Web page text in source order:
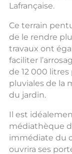
Lafrançaise.
Ce terrain
de le rendre
travaux ont
faciliter
de 12 000
pluviales de la
du jardin.
Il est
médiathèque
immédiate du
ouvrira ses